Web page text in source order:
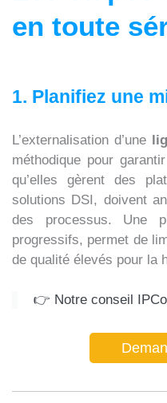
en toute
1. Planifiez une
L’externalisation d’une
méthodique pour
qu’elles gèrent des
solutions DSI, doivent
des processus. Une
progressifs, permet de
de qualité élevés pour la
👉 Notre conseil